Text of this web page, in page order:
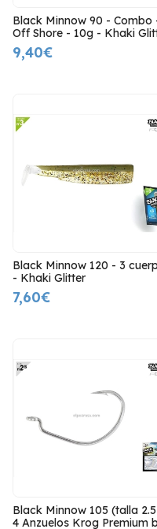
Black Minnow 90 - Combo
Off Shore - 10g - Khaki
9,40€
Black Minnow 120 - 3
- Khaki Glitter
7,60€
Black Minnow 105 (talla
4 Anzuelos Krog Premium